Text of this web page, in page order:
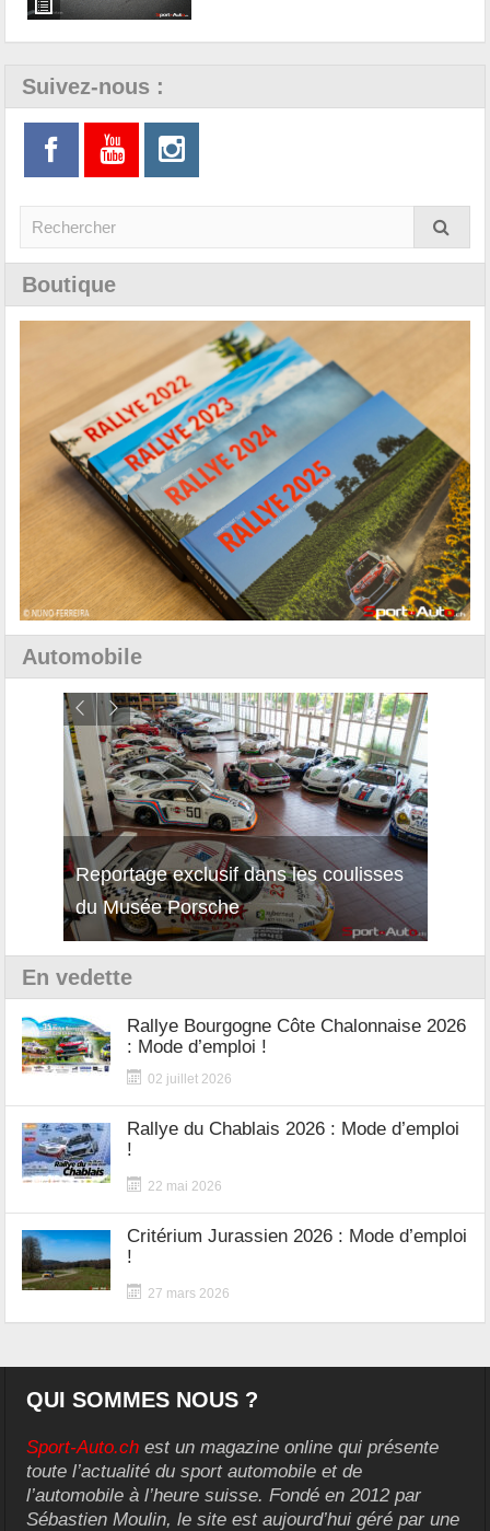
Suivez-nous :
Boutique
Automobile
Reportage exclusif dans les coulisses
du Musée Porsche
En vedette
Rallye Bourgogne Côte Chalonnaise 2026
: Mode d’emploi !
02 juillet 2026
Rallye du Chablais 2026 : Mode d’emploi
!
22 mai 2026
Critérium Jurassien 2026 : Mode d’emploi
!
27 mars 2026
QUI SOMMES NOUS ?
Sport-Auto.ch est un magazine online qui présente
toute l’actualité du sport automobile et de
l’automobile à l’heure suisse. Fondé en 2012 par
Sébastien Moulin, le site est aujourd’hui géré par une